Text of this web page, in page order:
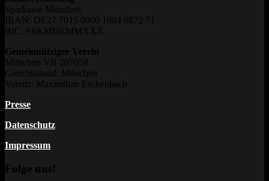
Sparkasse München
IBAN: DE27 7015 0000 1004 6872 71
BIC: SSKMDEMMXXX
Gemeinnütziger Verein
München VR 207058
Gerichtsstand: München
Vorsitz: Maximilian Eschenbach
Presse
Datenschutz
Impressum
Folge uns!